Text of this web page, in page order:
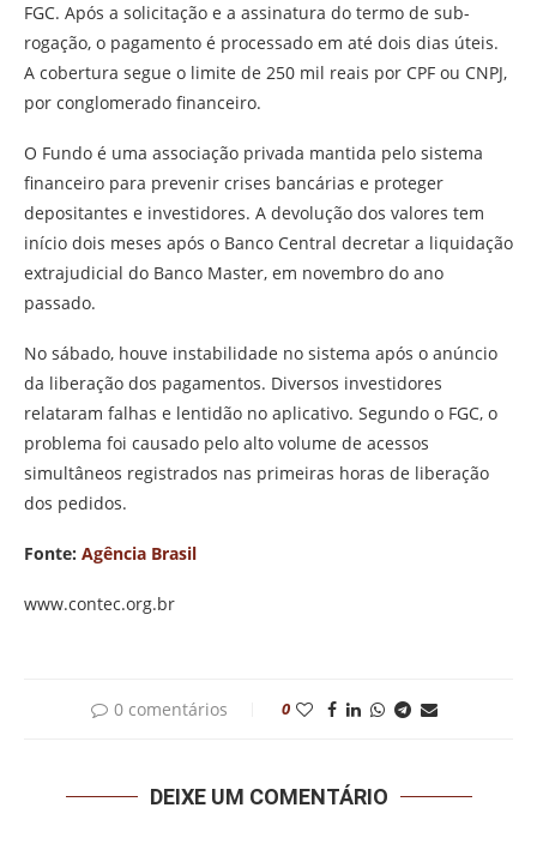
FGC. Após a solicitação e a assinatura do termo de sub-
rogação, o pagamento é processado em até dois dias úteis.
A cobertura segue o limite de 250 mil reais por CPF ou CNPJ,
por conglomerado financeiro.
O Fundo é uma associação privada mantida pelo sistema
financeiro para prevenir crises bancárias e proteger
depositantes e investidores. A devolução dos valores tem
início dois meses após o Banco Central decretar a liquidação
extrajudicial do Banco Master, em novembro do ano
passado.
No sábado, houve instabilidade no sistema após o anúncio
da liberação dos pagamentos. Diversos investidores
relataram falhas e lentidão no aplicativo. Segundo o FGC, o
problema foi causado pelo alto volume de acessos
simultâneos registrados nas primeiras horas de liberação
dos pedidos.
Fonte: Agência Brasil
www.contec.org.br
0 comentários 0
DEIXE UM COMENTÁRIO